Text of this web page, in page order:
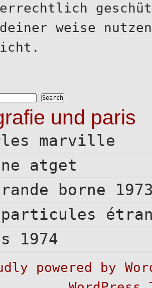
weise
und paris
marville
atget
borne
1974
powered by